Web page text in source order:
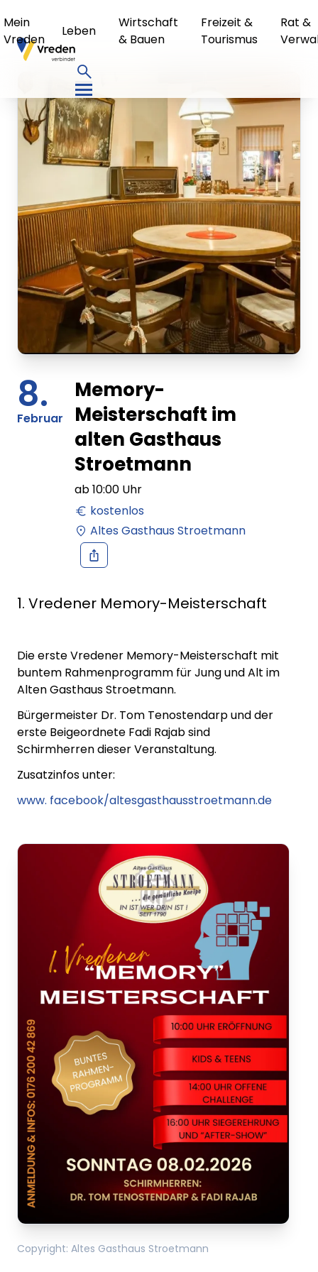
Mein
Vreden
Leben
Wirtschaft
& Bauen
Freizeit &
Tourismus
Rat &
8.
Februar
Memory-
Meisterschaft im
alten Gasthaus
Stroetmann
ab10:00 Uhr
kostenlos
Altes Gasthaus Stroetmann
1. Vredener Memory-Meisterschaft
Die erste Vredener Memory-Meisterschaft mit
buntem Rahmenprogramm für Jung und Alt im
Alten Gasthaus Stroetmann.
Bürgermeister Dr. Tom Tenostendarp und der
erste Beigeordnete Fadi Rajab sind
Schirmherren dieser Veranstaltung.
Zusatzinfos unter:
www. facebook/altesgasthausstroetmann.de
Copyright: Altes Gasthaus Stroetmann